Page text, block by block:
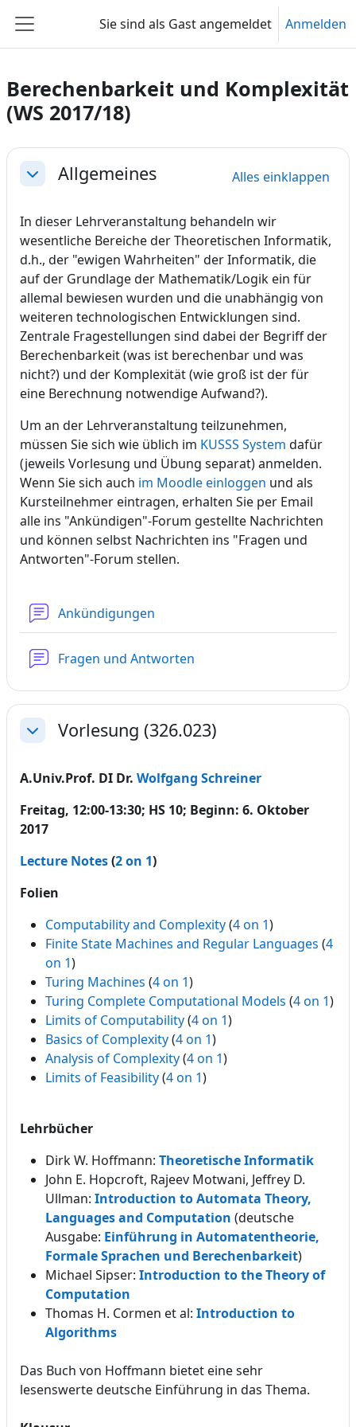
Website-Übersicht
Sie sind als Gast angemeldet Anmelden
Berechenbarkeit und Komplexität
(WS 2017/18)
Abschnittsübersicht
EinklappenAllgemeines Alles einklappen
In dieser Lehrveranstaltung behandeln wir
wesentliche Bereiche der Theoretischen Informatik,
d.h., der "ewigen Wahrheiten" der Informatik, die
auf der Grundlage der Mathematik/Logik ein für
allemal bewiesen wurden und die unabhängig von
weiteren technologischen Entwicklungen sind.
Zentrale Fragestellungen sind dabei der Begriff der
Berechenbarkeit (was ist berechenbar und was
nicht?) und der Komplexität (wie groß ist der für
eine Berechnung notwendige Aufwand?).
Um an der Lehrveranstaltung teilzunehmen,
müssen Sie sich wie üblich im KUSSS System dafür
(jeweils Vorlesung und Übung separat) anmelden.
Wenn Sie sich auch im Moodle einloggen und als
Kursteilnehmer eintragen, erhalten Sie per Email
alle ins "Ankündigen"-Forum gestellte Nachrichten
und können selbst Nachrichten ins "Fragen und
Antworten"-Forum stellen.
Ankündigungen
Fragen und Antworten
EinklappenVorlesung (326.023)
A.Univ.Prof. DI Dr. Wolfgang Schreiner
Freitag, 12:00-13:30; HS 10; Beginn: 6. Oktober
2017
Lecture Notes(2 on 1)
Folien
Computability and Complexity(4 on 1)
Finite State Machines and Regular Languages (4
on 1)
Turing Machines (4 on 1)
Turing Complete Computational Models (4 on 1)
Limits of Computability(4 on 1)
Basics of Complexity(4 on 1)
Analysis of Complexity(4 on 1)
Limits of Feasibility(4 on 1)
Lehrbücher
Dirk W. Hoffmann: Theoretische Informatik
John E. Hopcroft, Rajeev Motwani, Jeffrey D.
Ullman: Introduction to Automata Theory,
Languages and Computation (deutsche
Ausgabe: Einführung in Automatentheorie,
Formale Sprachen und Berechenbarkeit)
Michael Sipser: Introduction to the Theory of
Computation
Thomas H. Cormen et al: Introduction to
Algorithms
Das Buch von Hoffmann bietet eine sehr
lesenswerte deutsche Einführung in das Thema.